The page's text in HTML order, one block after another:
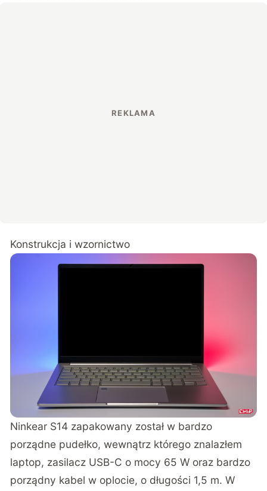
Konstrukcja i wzornictwo
Ninkear S14 zapakowany został w bardzo
porządne pudełko, wewnątrz którego znalazłem
laptop, zasilacz USB-C o mocy 65 W oraz bardzo
porządny kabel w oplocie, o długości 1,5 m. W